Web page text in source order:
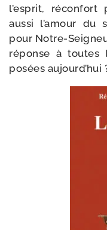
l’esprit, récon­fort
aus­si l’amour du
pour Notre-​
réponse à toutes
posées aujourd’hui